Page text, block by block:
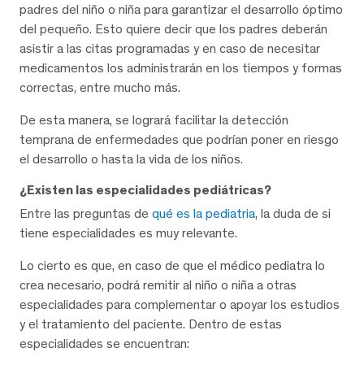
padres del niño o niña para garantizar el desarrollo óptimo
del pequeño. Esto quiere decir que los padres deberán
asistir a las citas programadas y en caso de necesitar
medicamentos los administrarán en los tiempos y formas
correctas, entre mucho más.
De esta manera, se logrará facilitar la detección
temprana de enfermedades que podrían poner en riesgo
el desarrollo o hasta la vida de los niños.
¿Existen las especialidades pediátricas?
Entre las preguntas de qué es la pediatria, la duda de si
tiene especialidades es muy relevante.
Lo cierto es que, en caso de que el médico pediatra lo
crea necesario, podrá remitir al niño o niña a otras
especialidades para complementar o apoyar los estudios
y el tratamiento del paciente. Dentro de estas
especialidades se encuentran: